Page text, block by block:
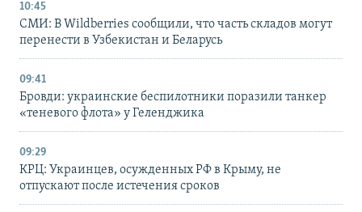
10:45
СМИ: В Wildberries сообщили, что часть складов могут
перенести в Узбекистан и Беларусь
09:41
Бровди: украинские беспилотники поразили танкер
«теневого флота» у Геленджика
09:29
КРЦ: Украинцев, осужденных РФ в Крыму, не
отпускают после истечения сроков